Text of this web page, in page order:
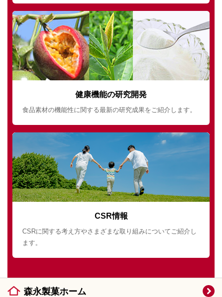
健康機能の研究開発
食品素材の機能性に関する最新の研究成果をご紹介します。
CSR情報
CSRに関する考え方やさまざまな取り組みについてご紹介し
ます。
森永製菓ホーム